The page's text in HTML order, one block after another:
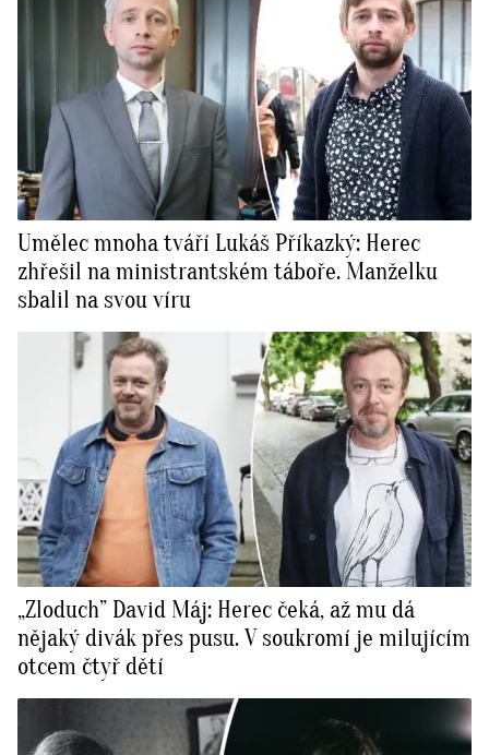
Umělec mnoha tváří Lukáš Příkazký: Herec
zhřešil na ministrantském táboře. Manželku
sbalil na svou víru
„Zloduch” David Máj: Herec čeká, až mu dá
nějaký divák přes pusu. V soukromí je milujícím
otcem čtyř dětí